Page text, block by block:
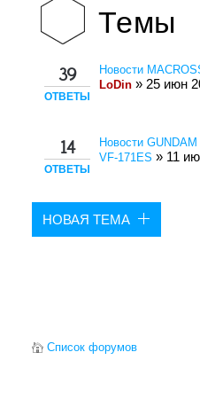
Темы
39
ОТВЕТЫ
Новости
LoDin » 25 июн
14
ОТВЕТЫ
Новости GUNDAM
VF-171ES » 11
НОВАЯ ТЕМА
Список форумов